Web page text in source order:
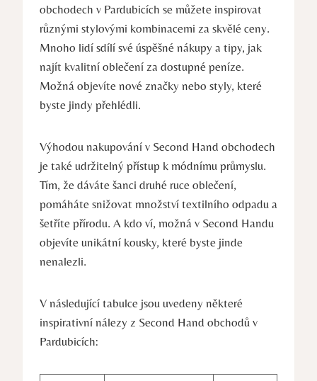
obchodech v Pardubicích se můžete inspirovat
různými stylovými kombinacemi za skvělé ceny.
Mnoho lidí sdílí své úspěšné nákupy a tipy, jak
najít kvalitní oblečení za dostupné peníze.
Možná objevíte nové značky nebo styly, které
byste jindy přehlédli.
Výhodou nakupování v Second Hand obchodech
je také udržitelný přístup k módnímu průmyslu.
Tím, že dáváte šanci druhé ruce oblečení,
pomáháte snižovat množství textilního odpadu a
šetříte přírodu. A kdo ví, možná v Second Handu
objevíte unikátní kousky, které byste jinde
nenalezli.
V následující tabulce jsou uvedeny některé
inspirativní nálezy z Second Hand obchodů v
Pardubicích: